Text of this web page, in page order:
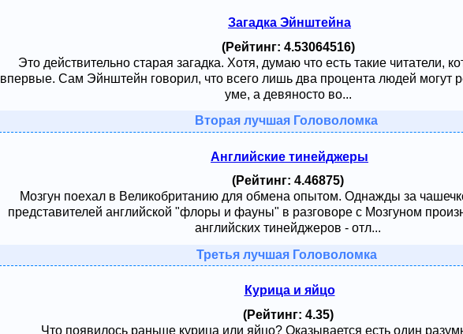
Загадка Эйнштейна
(Рейтинг: 4.53064516)
Это действительно старая загадка. Хотя, думаю что есть такие читатели,
впервые. Сам Эйнштейн говорил, что всего лишь два процента людей могут
уме, а девяносто во...
Вторая лучшая Головоломка
Английские тинейджеры
(Рейтинг: 4.46875)
Мозгун поехал в Великобританию для обмена опытом. Однажды за
представителей английской "флоры и фауны" в разговоре с Мозгуном
английских тинейджеров - отл...
Третья лучшая Головоломка
Курица и яйцо
(Рейтинг: 4.35)
Что появилось раньше курица или яйцо? Оказывается есть один